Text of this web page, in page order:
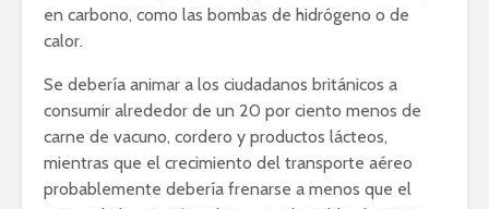
en carbono, como las bombas de hidrógeno o de
calor.
Se debería animar a los ciudadanos británicos a
consumir alrededor de un 20 por ciento menos de
carne de vacuno, cordero y productos lácteos,
mientras que el crecimiento del transporte aéreo
probablemente debería frenarse a menos que el